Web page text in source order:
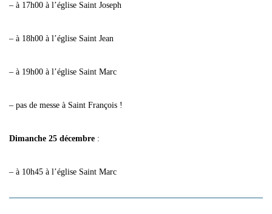
– à 17h00 à l’église Saint Joseph
– à 18h00 à l’église Saint Jean
– à 19h00 à l’église Saint Marc
– pas de messe à Saint François !
Dimanche 25 décembre :
– à 10h45 à l’église Saint Marc